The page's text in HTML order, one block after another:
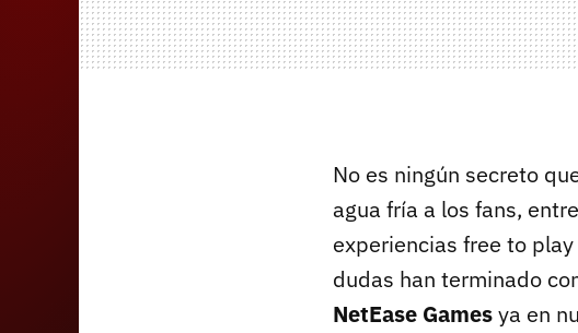
No es ningún secreto
agua fría a los fans,
experiencias free to
dudas han terminado
NetEase Gamesya en